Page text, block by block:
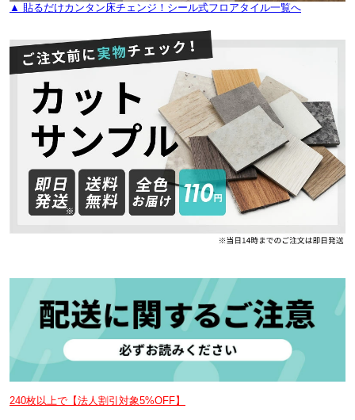
▲ 貼るだけカンタン床チェンジ！シール式フロアタイル一覧へ
240枚以上で【法人割引対象5%OFF】